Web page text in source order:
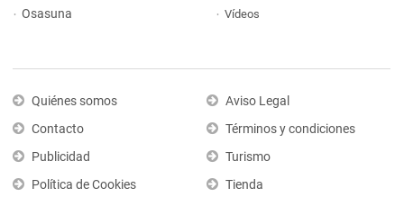
Osasuna
Vídeos
Quiénes somos
Contacto
Publicidad
Política de Cookies
Aviso Legal
Términos y condiciones
Turismo
Tienda